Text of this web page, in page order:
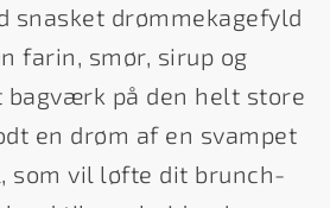
snasket drømmekagefyld
farin, smør, sirup og
bagværk på den helt store
en drøm af en svampet
som vil løfte dit brunch-